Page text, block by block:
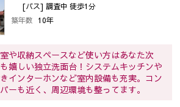
[バス] 調査中 徒歩1分
築年数 10年
や収納スペースなど使い方はあなた次
嬉しい独立洗面台！システムキッチンや
インターホンなど室内設備も充実。コン
ーも近く、周辺環境も整ってます。